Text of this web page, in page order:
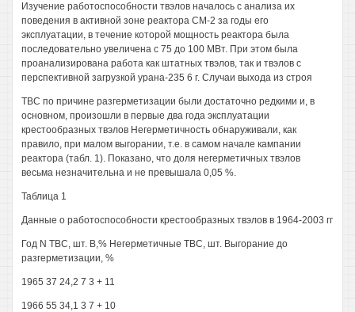
Изучение работоспособности твэлов началось с анализа их
поведения в активной зоне реактора СМ-2 за годы его
эксплуатации, в течение которой мощность реактора была
последовательно увеличена с 75 до 100 МВт. При этом была
проанализирована работа как штатных твэлов, так и твэлов с
перспективной загрузкой урана-235 6 г. Случаи выхода из строя
TBC по причине разгерметизации были достаточно редкими и, в
основном, произошли в первые два года эксплуатации
крестообразных твэлов Негерметичность обнаруживали, как
правило, при малом выгорании, т.е. в самом начале кампании
реактора (табл. 1). Показано, что доля негерметичных твэлов
весьма незначительна и не превышала 0,05 %.
Таблица 1
Данные о работоспособности крестообразных твэлов в 1964-2003 гг
Год N TBC, шт. В,% Негерметичные TBC, шт. Выгорание до
разгерметизации, %
1965 37 24,2 7 3 + 11
1966 55 34,1 3 7 + 10